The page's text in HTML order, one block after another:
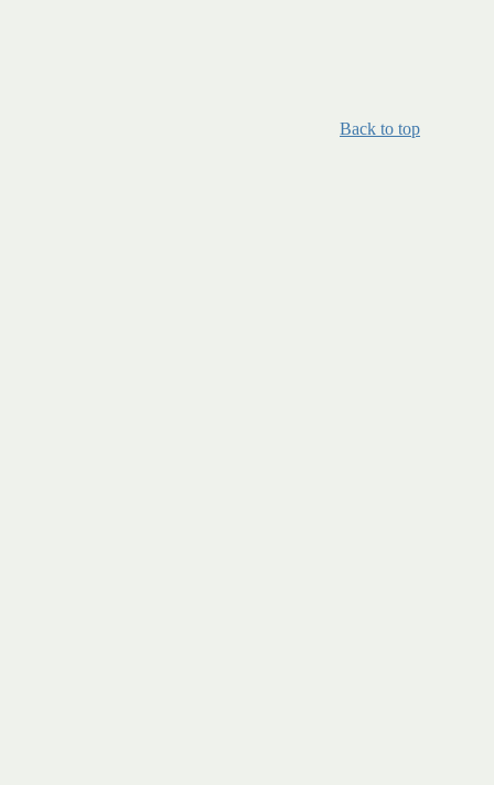
Back to top